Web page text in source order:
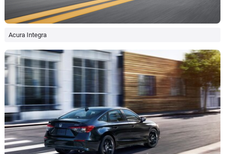
Acura Integra